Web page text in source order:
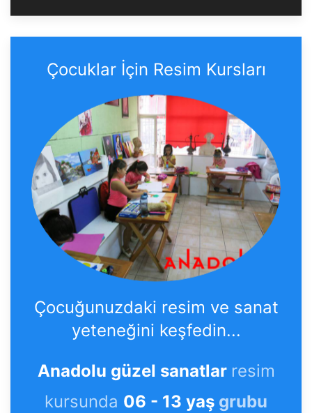
Çocuklar İçin Resim Kursları
Çocuğunuzdaki resim ve sanat
yeteneğini keşfedin...
Anadolu güzel sanatlar resim
kursunda 06 - 13 yaş grubu